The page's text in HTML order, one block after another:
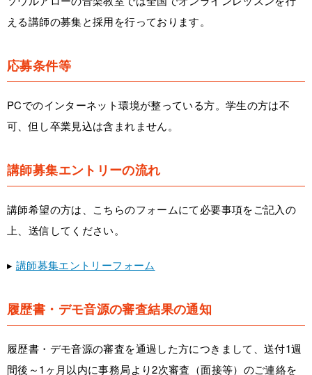
える講師の募集と採用を行っております。
応募条件等
PCでのインターネット環境が整っている方。学生の方は不
可、但し卒業見込は含まれません。
講師募集エントリーの流れ
講師希望の方は、こちらのフォームにて必要事項をご記入の
上、送信してください。
▸ 講師募集エントリーフォーム
履歴書・デモ音源の審査結果の通知
履歴書・デモ音源の審査を通過した方につきまして、送付1週
間後～1ヶ月以内に事務局より2次審査（面接等）のご連絡を